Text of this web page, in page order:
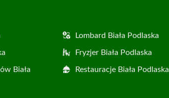
Lombard Biała Podlaska
Fryzjer Biała Podlaska
Biała
Restauracje Biała Podlaska